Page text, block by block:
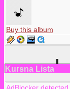
Buy this album
Kursna Lista